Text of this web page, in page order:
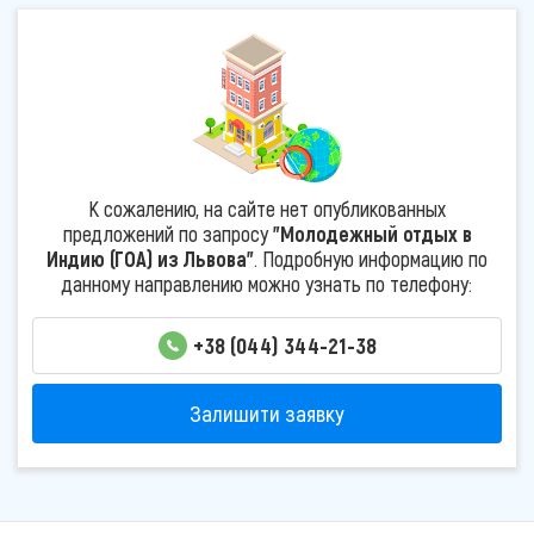
К сожалению, на сайте нет опубликованных
предложений по запросу"Молодежный отдых в
Индию (ГОА) из Львова". Подробную информацию по
данному направлению можно узнать по телефону:
+38 (044) 344-21-38
Залишити заявку